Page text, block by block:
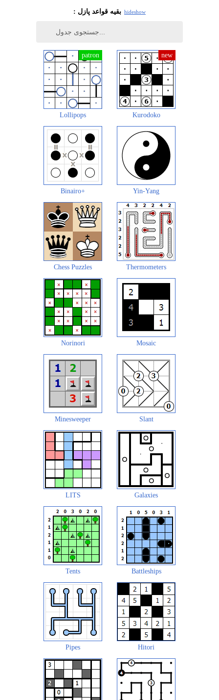
: بقیه قواعد پازل hideshow
Lollipops Kurodoko
Binairo+ Yin-Yang
Chess Puzzles Thermometers
Norinori Mosaic
Minesweeper Slant
LITS Galaxies
Tents Battleships
Pipes Hitori